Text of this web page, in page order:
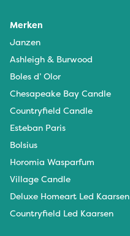
Merken
Janzen
Ashleigh & Burwood
Boles d’ Olor
Chesapeake Bay Candle
Countryfield Candle
Esteban Paris
Bolsius
Horomia Wasparfum
Village Candle
Deluxe Homeart Led Kaarsen
Countryfield Led Kaarsen